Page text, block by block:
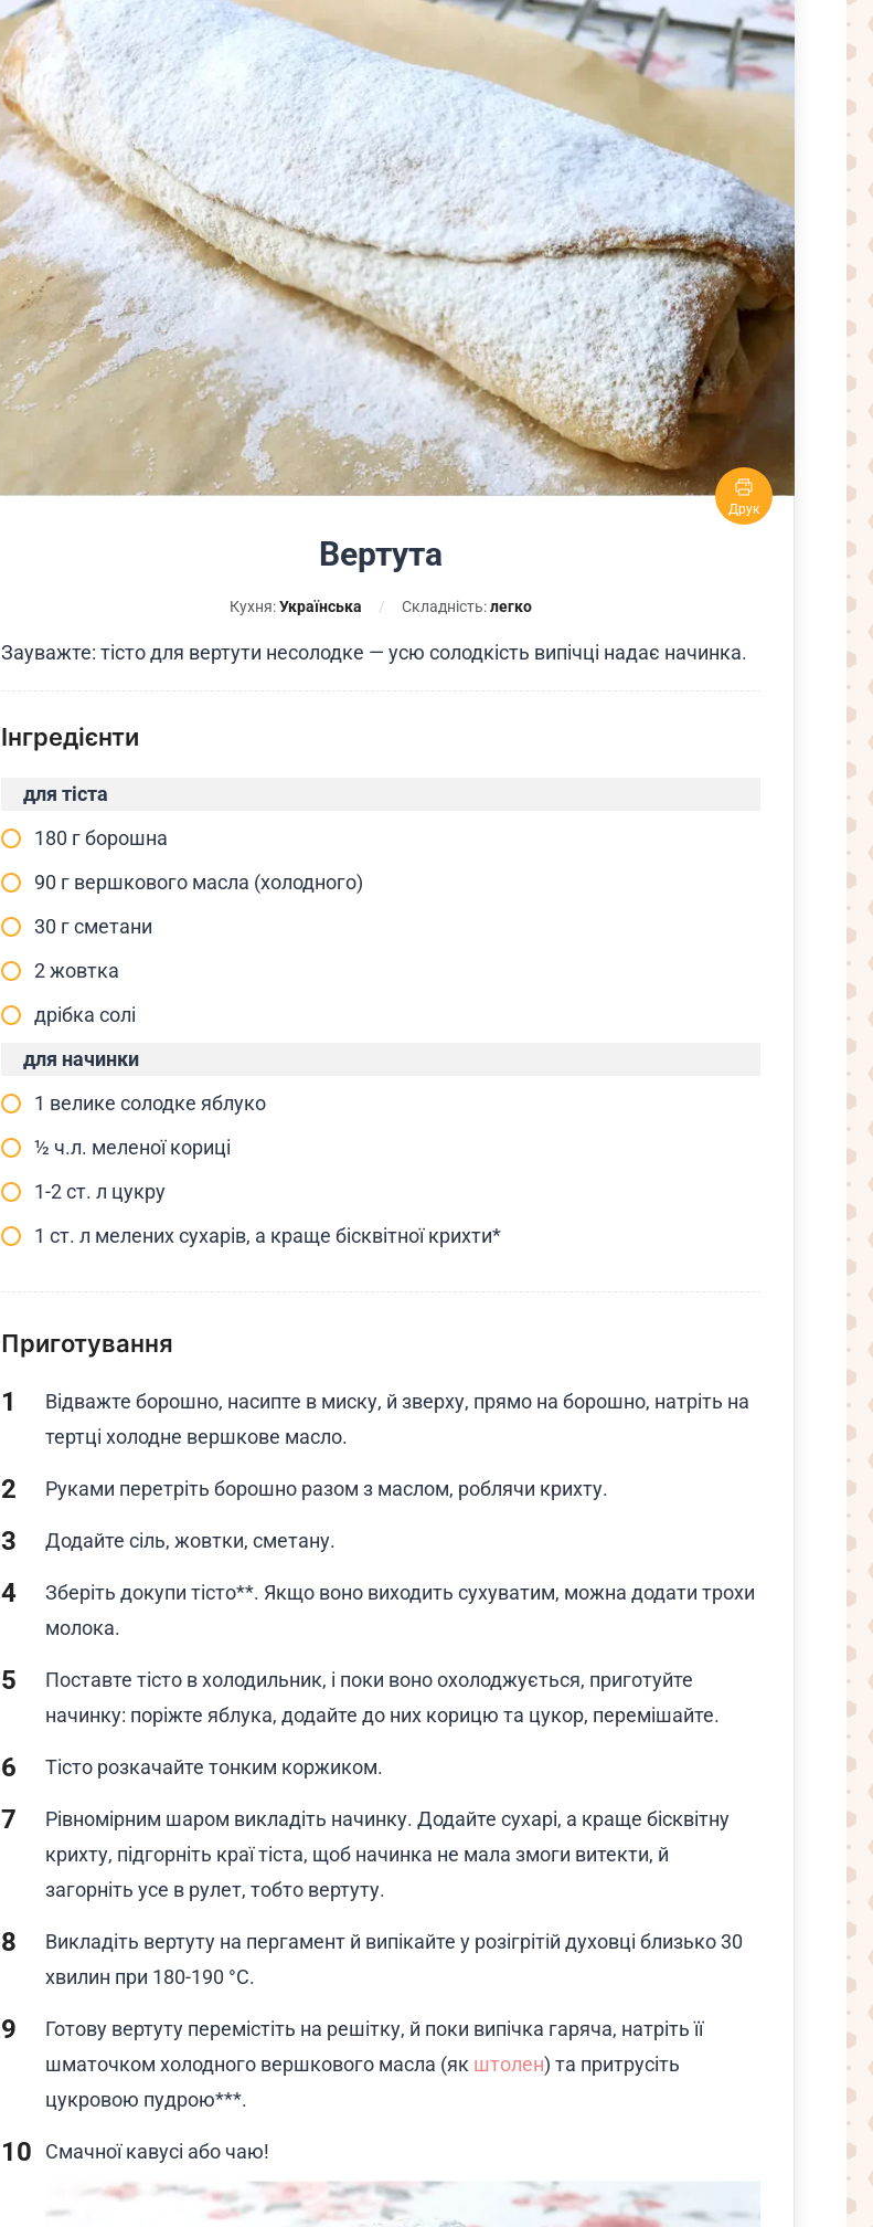
Друк
Вертута
Кухня:Українська Складність:легко
Зауважте: тісто для вертути несолодке — усю солодкість випічці надає начинка.
Інгредієнти
для тіста
180 г борошна
90 г вершкового масла (холодного)
30 г сметани
2 жовтка
дрібка солі
для начинки
1 велике солодке яблуко
½ ч.л. меленої кориці
1-2 ст. л цукру
1 ст. л мелених сухарів, а краще бісквітної крихти*
Приготування
Відважте борошно, насипте в миску, й зверху, прямо на борошно, натріть на
тертці холодне вершкове масло.
Руками перетріть борошно разом з маслом, роблячи крихту.
Додайте сіль, жовтки, сметану.
Зберіть докупи тісто**. Якщо воно виходить сухуватим, можна додати трохи
молока.
Поставте тісто в холодильник, і поки воно охолоджується, приготуйте
начинку: поріжте яблука, додайте до них корицю та цукор, перемішайте.
Тісто розкачайте тонким коржиком.
Рівномірним шаром викладіть начинку. Додайте сухарі, а краще бісквітну
крихту, підгорніть краї тіста, щоб начинка не мала змоги витекти, й
загорніть усе в рулет, тобто вертуту.
Викладіть вертуту на пергамент й випікайте у розігрітій духовці близько 30
хвилин при 180-190 °С.
Готову вертуту перемістіть на решітку, й поки випічка гаряча, натріть її
шматочком холодного вершкового масла (як штолен) та притрусіть
цукровою пудрою***.
Смачної кавусі або чаю!